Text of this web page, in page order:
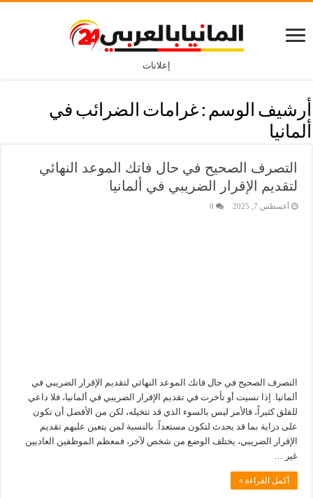
إعلانات
أرشيف الوسم : غرامات الضرائب في
ألمانيا
التصرف الصحيح في حال فاتك الموعد النهائي
لتقديم الإقرار الضريبي في ألمانيا
أغسطس 7, 2025 0
التصرف الصحيح في حال فاتك الموعد النهائي لتقديم الإقرار الضريبي في
ألمانيا. إذا نسيت أو تأخرت في تقديم الإقرار الضريبي في ألمانيا، فلا داعي
للقلق كثيراً، فالأمر ليس بالسوء الذي قد تتخيله، لكن من الأفضل أن تكون
على دراية بما قد يحدث لتكون مستعداً. بالنسبة لمن يتعين عليهم تقديم
الإقرار الضريبي، يختلف الوضع من شخص لآخر، فمعظم الموظفين العاديين
غير …
أكمل القراءة »